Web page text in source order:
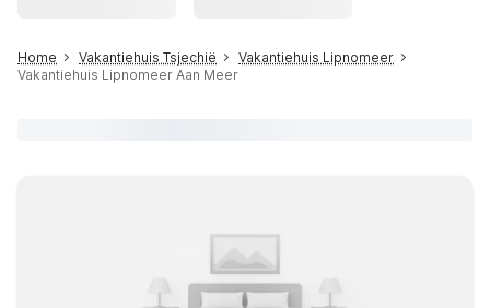
Home Vakantiehuis Tsjechië
Vakantiehuis Lipnomeer
Vakantiehuis Lipnomeer Aan Meer